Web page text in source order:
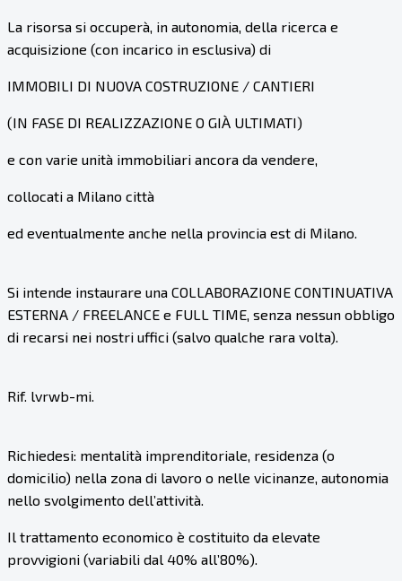
La risorsa si occuperà, in autonomia, della ricerca e
acquisizione (con incarico in esclusiva) di
IMMOBILI DI NUOVA COSTRUZIONE / CANTIERI
(IN FASE DI REALIZZAZIONE O GIÀ ULTIMATI)
e con varie unità immobiliari ancora da vendere,
collocati a Milano città
ed eventualmente anche nella provincia est di Milano.
Si intende instaurare una COLLABORAZIONE CONTINUATIVA
ESTERNA / FREELANCE e FULL TIME, senza nessun obbligo
di recarsi nei nostri uffici (salvo qualche rara volta).
Rif. lvrwb-mi.
Richiedesi: mentalità imprenditoriale, residenza (o
domicilio) nella zona di lavoro o nelle vicinanze, autonomia
nello svolgimento dell’attività.
Il trattamento economico è costituito da elevate
provvigioni (variabili dal 40% all’80%).